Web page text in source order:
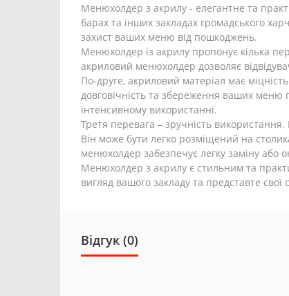
Менюхолдер з акрилу - елегантне та
барах та інших закладах громадського
захист ваших меню від пошкоджень.
Менюхолдер із акрилу пропонує кілька
акриловий менюхолдер дозволяє
По-друге, акриловий матеріал має
довговічність та збереження ваших
інтенсивному використанні.
Третя перевага – зручність
Він може бути легко розміщений на
менюхолдер забезпечує легку заміну
Менюхолдер з акрилу є стильним та
вигляд вашого закладу та представте
Відгук (0)